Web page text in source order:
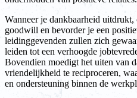
Wanneer je dankbaarheid uitdrukt,
goodwill en bevorder je een
leidinggevenden zullen zich
leiden tot een verhoogde
Bovendien moedigt het uiten van
vriendelijkheid te reciproceren,
en ondersteuning binnen de